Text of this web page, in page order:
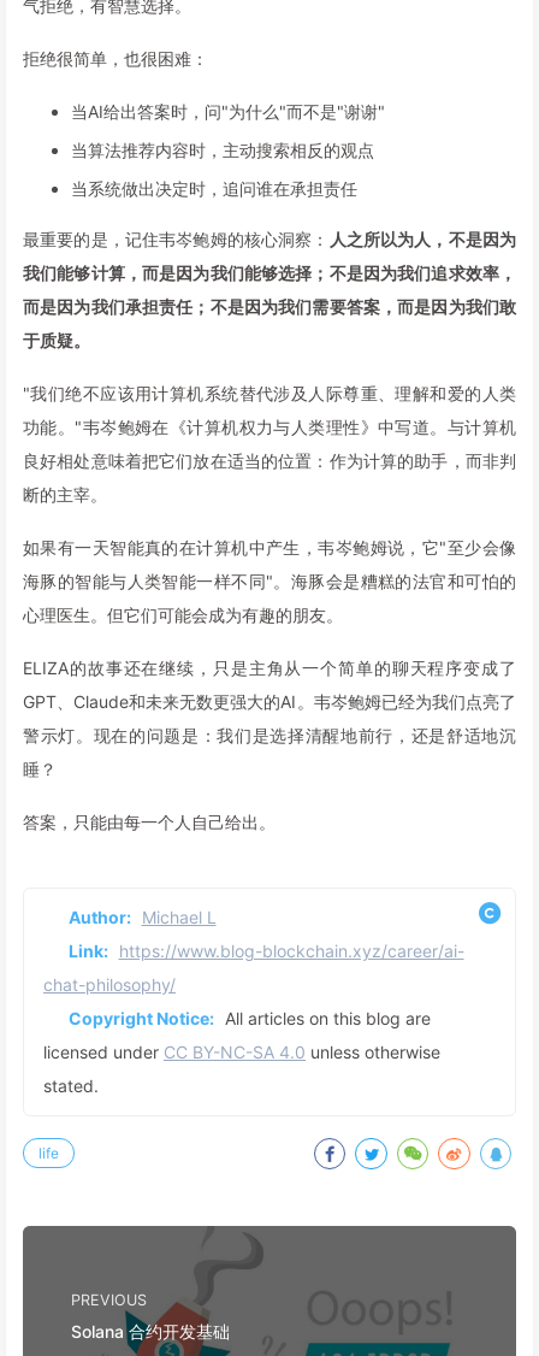
气拒绝，有智慧选择。
拒绝很简单，也很困难：
当AI给出答案时，问"为什么"而不是"谢谢"
当算法推荐内容时，主动搜索相反的观点
当系统做出决定时，追问谁在承担责任
最重要的是，记住韦岑鲍姆的核心洞察： 人之所以为人，不是因为
我们能够计算，而是因为我们能够选择；不是因为我们追求效率，
而是因为我们承担责任；不是因为我们需要答案，而是因为我们敢
于质疑。
"我们绝不应该用计算机系统替代涉及人际尊重、理解和爱的人类
功能。"韦岑鲍姆在《计算机权力与人类理性》中写道。与计算机
良好相处意味着把它们放在适当的位置：作为计算的助手，而非判
断的主宰。
如果有一天智能真的在计算机中产生，韦岑鲍姆说，它"至少会像
海豚的智能与人类智能一样不同"。海豚会是糟糕的法官和可怕的
心理医生。但它们可能会成为有趣的朋友。
ELIZA的故事还在继续，只是主角从一个简单的聊天程序变成了
GPT、Claude和未来无数更强大的AI。韦岑鲍姆已经为我们点亮了
警示灯。现在的问题是：我们是选择清醒地前行，还是舒适地沉
睡？
答案，只能由每一个人自己给出。
Author: Michael L
Link: https://www.blog-blockchain.xyz/career/ai-
chat-philosophy/
Copyright Notice: All articles on this blog are
licensed under CC BY-NC-SA 4.0 unless otherwise
stated.
life
PREVIOUS
Solana 合约开发基础